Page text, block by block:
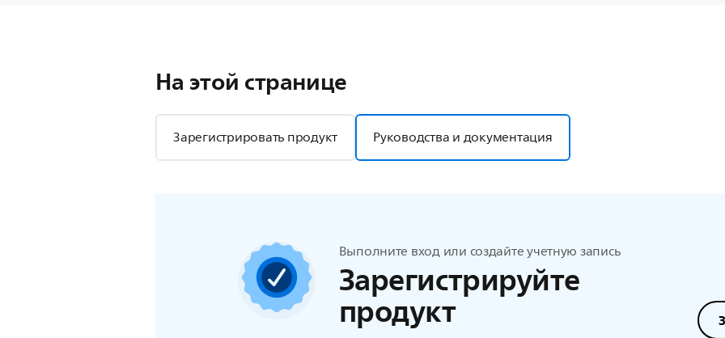
На этой странице
Зарегистрировать продукт Руководства и документация
Выполните вход или создайте учетную запись
Зарегистрируйте
продукт